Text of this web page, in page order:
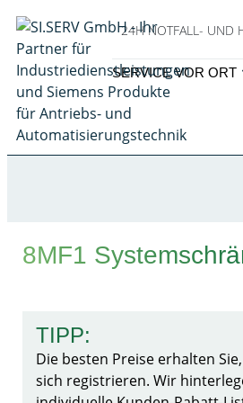
24H NOTFALL- UND
SERVICE VOR ORT
8MF1
TIPP:
Die besten Preise erhalten
sich registrieren. Wir